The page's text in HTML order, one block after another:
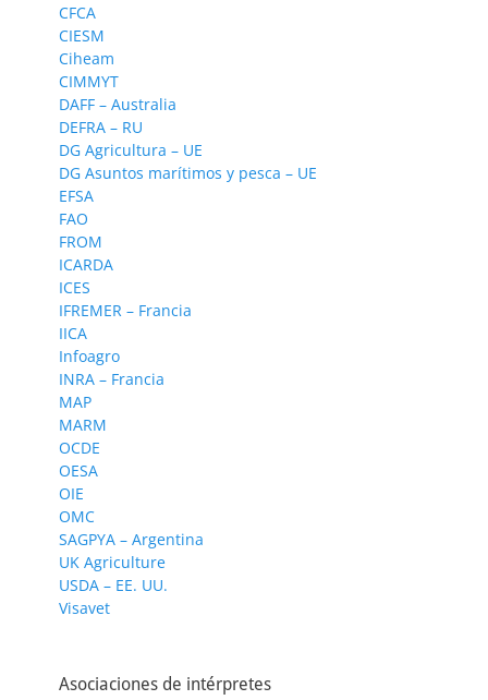
CFCA
CIESM
Ciheam
CIMMYT
DAFF – Australia
DEFRA – RU
DG Agricultura – UE
DG Asuntos marítimos y pesca – UE
EFSA
FAO
FROM
ICARDA
ICES
IFREMER – Francia
IICA
Infoagro
INRA – Francia
MAP
MARM
OCDE
OESA
OIE
OMC
SAGPYA – Argentina
UK Agriculture
USDA – EE. UU.
Visavet
Asociaciones de intérpretes